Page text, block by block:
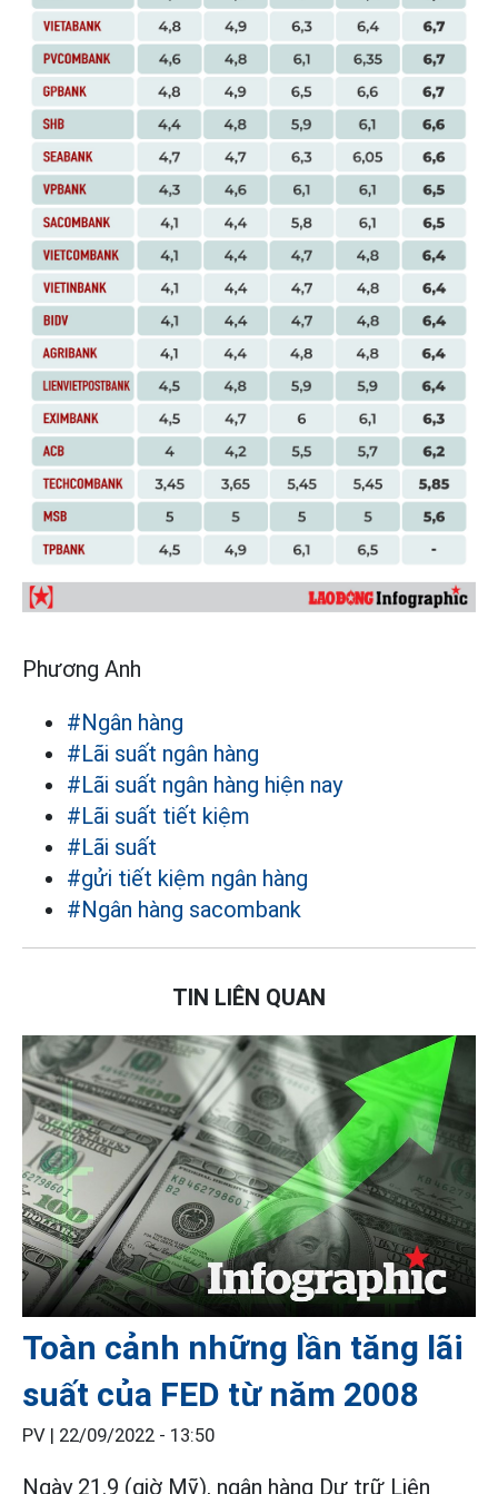
Phương Anh
#Ngân hàng
#Lãi suất ngân hàng
#Lãi suất ngân hàng hiện nay
#Lãi suất tiết kiệm
#Lãi suất
#gửi tiết kiệm ngân hàng
#Ngân hàng sacombank
TIN LIÊN QUAN
Toàn cảnh những lần tăng lãi
suất của FED từ năm 2008
PV | 22/09/2022 - 13:50
Ngày 21.9 (giờ Mỹ), ngân hàng Dự trữ Liên